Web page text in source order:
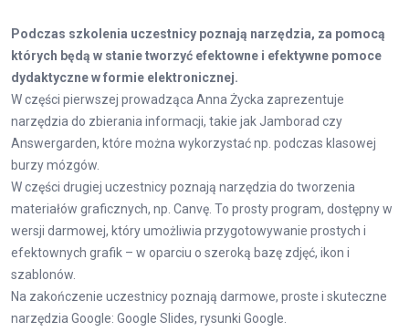
Podczas szkolenia uczestnicy poznają narzędzia, za pomocą
których będą w stanie tworzyć efektowne i efektywne pomoce
dydaktyczne w formie elektronicznej.
W części pierwszej prowadząca Anna Życka zaprezentuje
narzędzia do zbierania informacji, takie jak Jamborad czy
Answergarden, które można wykorzystać np. podczas klasowej
burzy mózgów.
W części drugiej uczestnicy poznają narzędzia do tworzenia
materiałów graficznych, np. Canvę. To prosty program, dostępny w
wersji darmowej, który umożliwia przygotowywanie prostych i
efektownych grafik – w oparciu o szeroką bazę zdjęć, ikon i
szablonów.
Na zakończenie uczestnicy poznają darmowe, proste i skuteczne
narzędzia Google: Google Slides, rysunki Google.